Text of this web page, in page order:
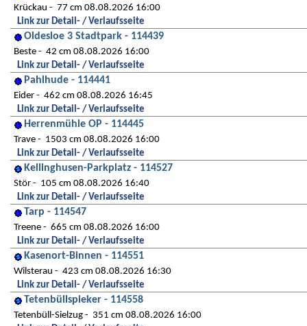
Krückau
77 cm 08.08.2026 16:00
Link zur Detail- / Verlaufsseite
Oldesloe 3 Stadtpark - 114439
Beste
42 cm 08.08.2026 16:00
Link zur Detail- / Verlaufsseite
Pahlhude - 114441
Eider
462 cm 08.08.2026 16:45
Link zur Detail- / Verlaufsseite
Herrenmühle OP - 114445
Trave
1503 cm 08.08.2026 16:00
Link zur Detail- / Verlaufsseite
Kellinghusen-Parkplatz - 114527
Stör
105 cm 08.08.2026 16:40
Link zur Detail- / Verlaufsseite
Tarp - 114547
Treene
665 cm 08.08.2026 16:00
Link zur Detail- / Verlaufsseite
Kasenort-Binnen - 114551
Wilsterau
423 cm 08.08.2026 16:30
Link zur Detail- / Verlaufsseite
Tetenbüllspieker - 114558
Tetenbüll-Sielzug
351 cm 08.08.2026 16:00